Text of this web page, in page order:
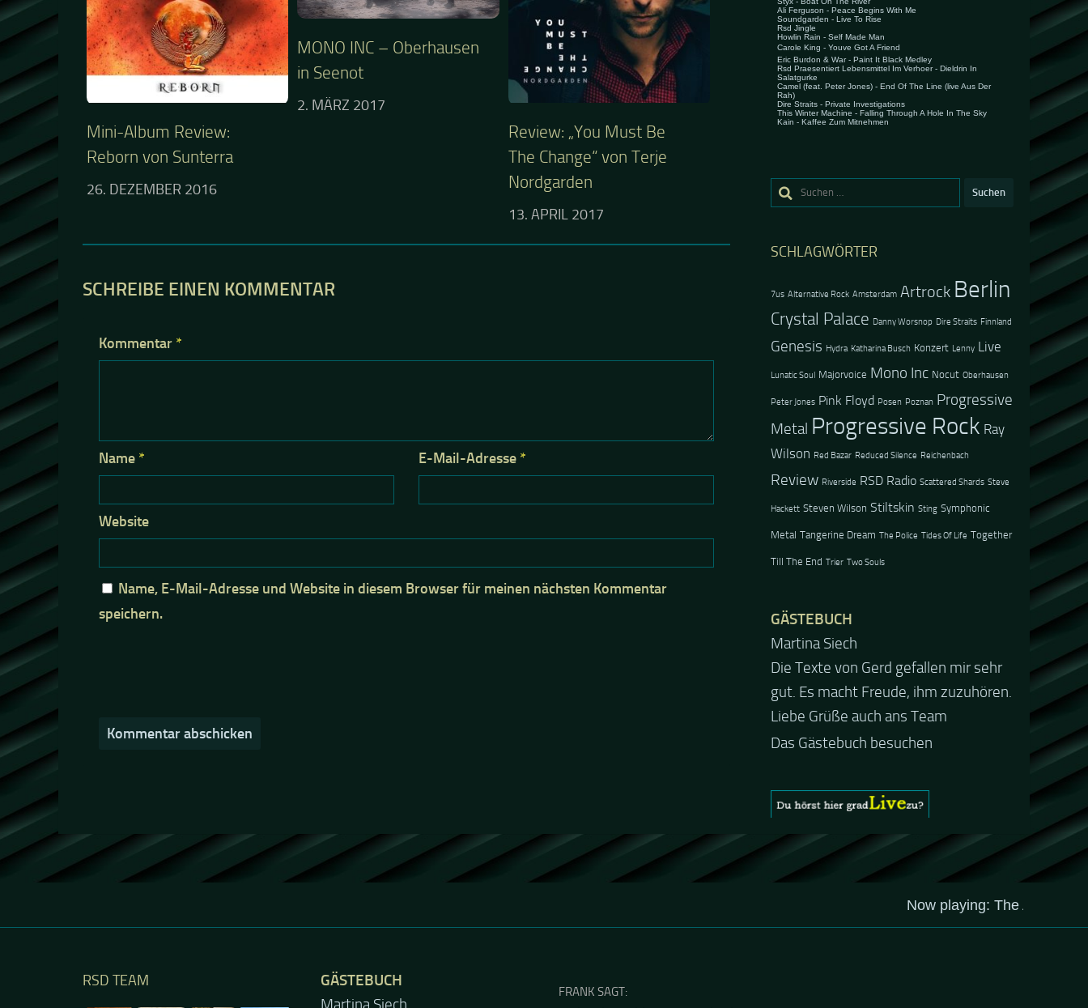
Mini-Album Review:
Reborn von Sunterra
26. DEZEMBER 2016
MONO INC – Oberhausen
in Seenot
2. MÄRZ 2017
Review: „You Must Be
The Change“ von Terje
Nordgarden
13. APRIL 2017
SCHREIBE EINEN KOMMENTAR
Kommentar *
Name * E-Mail-Adresse *
Website
Name, E-Mail-Adresse und Website in diesem Browser für meinen nächsten Kommentar
speichern.
Suchen
SCHLAGWÖRTER
7us Alternative Rock Amsterdam Artrock Berlin
Crystal Palace Danny Worsnop Dire Straits Finnland
Genesis Hydra Katharina Busch Konzert Lenny Live
Lunatic Soul Majorvoice Mono Inc Nocut Oberhausen
Peter Jones Pink Floyd Posen Poznan Progressive
Metal Progressive Rock Ray
Wilson Red Bazar Reduced Silence Reichenbach
Review Riverside RSD Radio Scattered Shards Steve
Hackett Steven Wilson Stiltskin Sting Symphonic
Metal Tangerine Dream The Police Tides Of Life Together
Till The End Trier Two Souls
GÄSTEBUCH
Martina Siech
Die Texte von Gerd gefallen mir sehr
gut. Es macht Freude, ihm zuzuhören.
Liebe Grüße auch ans Team
Jacel
Guten Abend und auch von uns
nochmals besten Dank für die tolle
Mucke zur Party! Der aktuelle Live
Stream ist eine schöne
GÄSTEBUCH